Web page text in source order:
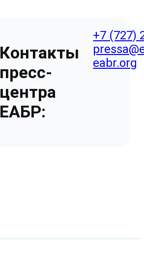
Контакты
пресс-
центра
ЕАБР:
+7 (727)
eabr.org